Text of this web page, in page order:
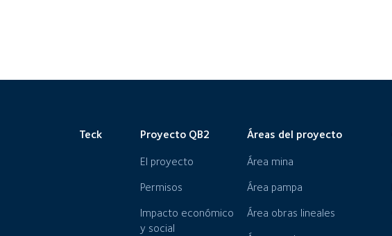
Teck Proyecto QB2
El proyecto
Permisos
Impacto económico
y social
Áreas del proyecto
Área mina
Área pampa
Área obras lineales